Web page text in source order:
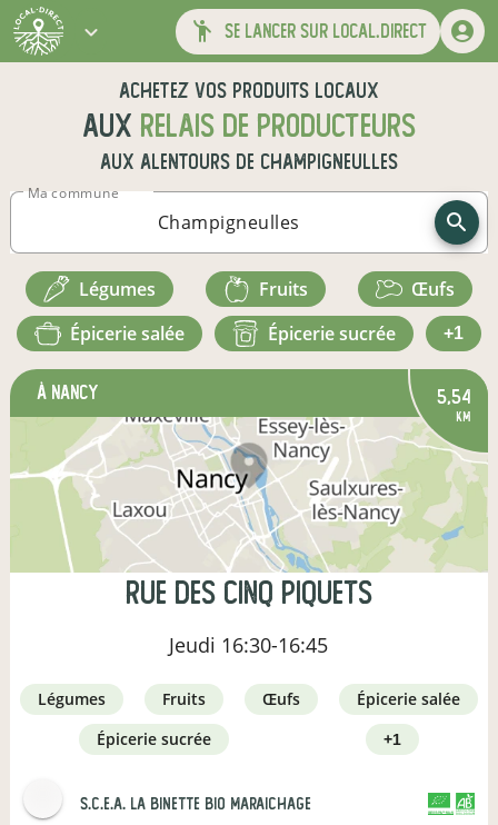
se lancer sur local.direct
Achetez vos produits locaux
aux relais de producteurs
aux alentours de Champigneulles
Ma commune
légumes fruits
œufs
épicerie salée
épicerie sucrée +1
à Nancy 5,54
km
rue des cinq piquets
Jeudi 16:30-16:45
légumes fruits œufs
épicerie salée
épicerie sucrée
+1
s.c.e.a. la binette bio maraichage CERTIFIÉ PAR FR-BIO-01
AGRICULTURE FRANCE